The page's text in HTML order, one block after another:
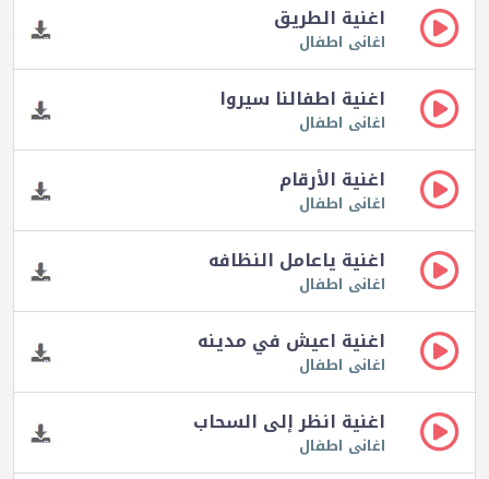
اغنية الطريق
اغانى اطفال
اغنية اطفالنا سيروا
اغانى اطفال
اغنية الأرقام
اغانى اطفال
اغنية ياعامل النظافه
اغانى اطفال
اغنية اعيش في مدينه
اغانى اطفال
اغنية انظر إلى السحاب
اغانى اطفال